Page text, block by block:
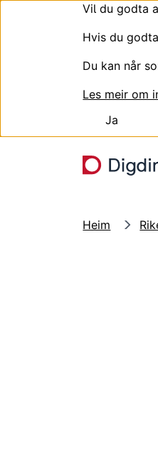
Vil du godta
Hvis du
Du kan når
Les meir om
Ja
Heim